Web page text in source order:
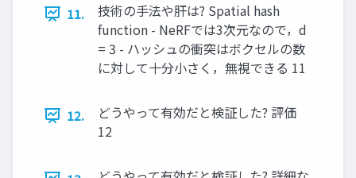
11.
技術の手法や肝は? Spatial hash
function - NeRFでは3次元なので，d
= 3 - ハッシュの衝突はボクセルの数
に対して十分小さく，無視できる 11
12.
どうやって有効だと検証した? 評価
12